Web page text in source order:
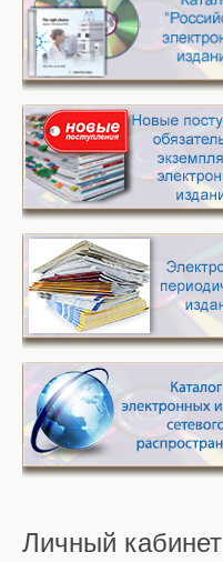
Личный кабинет